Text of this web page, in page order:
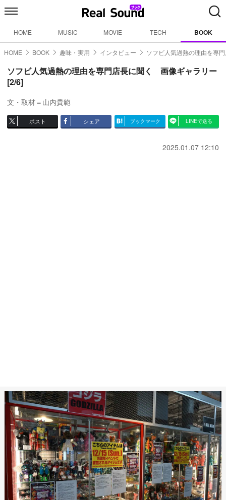
HOME MUSIC MOVIE TECH BOOK
HOME BOOK 趣味・実用 インタビュー ソフビ人気過熱の理由を専
ソフビ人気過熱の理由を専門店長に聞く 画像ギャラリー
[2/6]
文・取材＝山内貴範
ポスト シェア ブックマーク LINEで送る
2025.01.07 12:10